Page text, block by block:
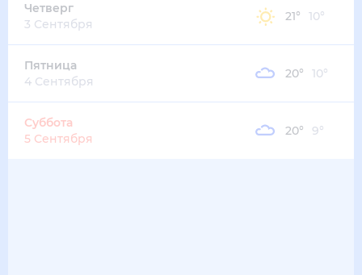
Четверг
3 Сентября
21° 10°
Пятница
4 Сентября
20° 10°
Суббота
5 Сентября
20° 9°